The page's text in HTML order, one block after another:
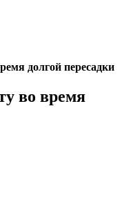
долгой пересадки
во время